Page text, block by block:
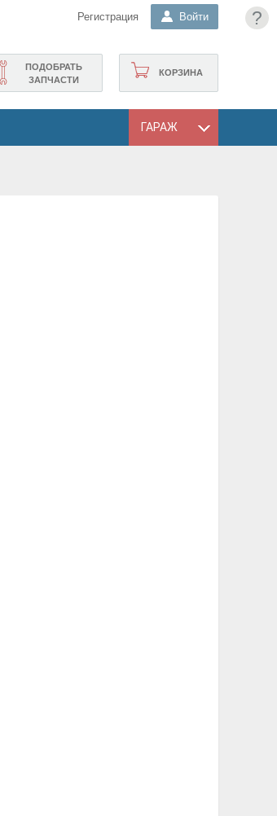
?
Регистрация Войти
КОРЗИНА
ПОДОБРАТЬ
ЗАПЧАСТИ
ГАРАЖ